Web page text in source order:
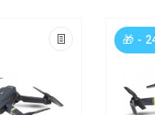
🎁 -